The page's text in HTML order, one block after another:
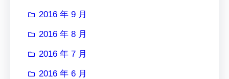
2016 年 9 月
2016 年 8 月
2016 年 7 月
2016 年 6 月